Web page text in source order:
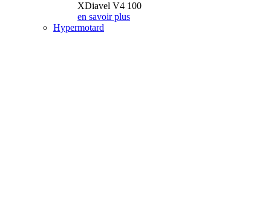
XDiavel V4 100
en savoir plus
Hypermotard